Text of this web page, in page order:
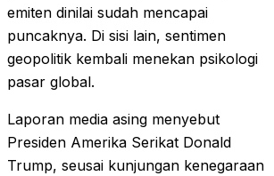
emiten dinilai sudah mencapai
puncaknya. Di sisi lain, sentimen
geopolitik kembali menekan psikologi
pasar global.
Laporan media asing menyebut
Presiden Amerika Serikat Donald
Trump, seusai kunjungan kenegaraan